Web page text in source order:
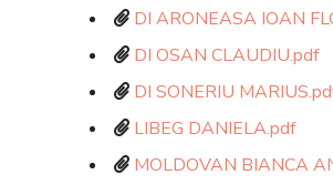
DI ARONEASA IOAN
DI OSAN CLAUDIU.pdf
DI SONERIU
LIBEG DANIELA.pdf
MOLDOVAN BIANCA